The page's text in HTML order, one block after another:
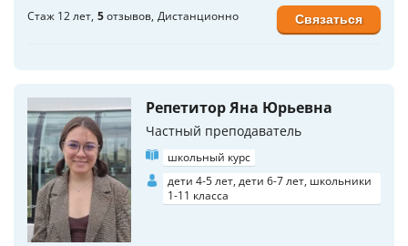
Стаж 12 лет 5отзывов Дистанционно Связаться
Репетитор Яна Юрьевна
Частный преподаватель
школьный курс
дети 4-5 лет, дети 6-7 лет, школьники
1-11 класса